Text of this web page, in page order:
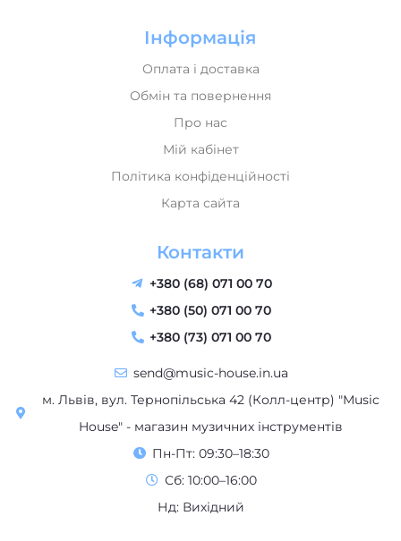
Інформація
Оплата і доставка
Обмін та повернення
Про нас
Мій кабінет
Політика конфіденційності
Карта сайта
Контакти
+380 (68) 071 00 70
+380 (50) 071 00 70
+380 (73) 071 00 70
send@music-house.in.ua
м. Львів, вул. Тернопільська 42 (Колл-центр) "Music
House" - магазин музичних інструментів
Пн-Пт: 09:30–18:30
Сб: 10:00–16:00
Нд: Вихідний